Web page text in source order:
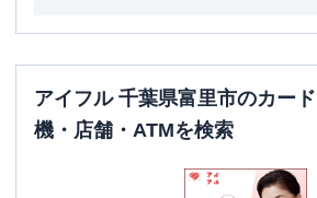
アイフル 千葉県富里市のカー
機・店舗・ATMを検索